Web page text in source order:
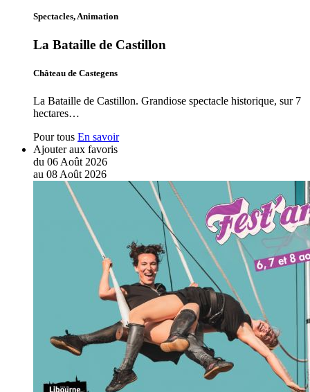
Spectacles, Animation
La Bataille de Castillon
Château de Castegens
La Bataille de Castillon. Grandiose spectacle historique, sur 7
hectares…
Pour tous En savoir
Ajouter aux favoris
du 06 Août 2026
au 08 Août 2026